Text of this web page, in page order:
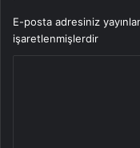
E-posta adresiniz
işaretlenmişlerdir